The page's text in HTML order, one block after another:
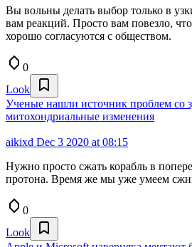
Вы вольны делать выбор только в
вам реакций. Просто вам повезло,
хорошо согласуются с обществом.
0
Look
Ученые нашли источник проблем со
митохондриальные изменения
aikixd Dec 3 2020 at 08:15
Нужно просто сжать корабль в
протона. Время же мы уже умеем
0
Look